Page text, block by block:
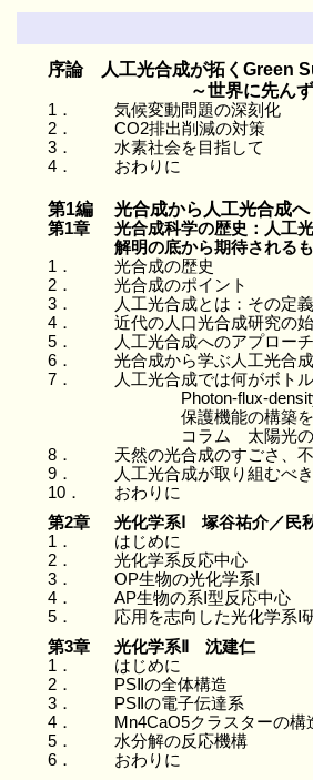
序論 人工光合成が拓くGreen
～世界に先んずる技術
1．
気候変動問題の深刻化
2．
CO2排出削減の対策
3．
水素社会を目指して
4．
おわりに
第1編 光合成から人工光合成へ
第1章
光合成科学の歴史：人工
解明の底から期待される
1．
光合成の歴史
2．
光合成のポイント
3．
人工光合成とは：その定義
4．
近代の人口光合成研究の
5．
人工光合成へのアプローチ
6．
光合成から学ぶ人工光合成
7．
人工光合成では何がボト
Photon-flux-density
保護機能の構築をど
コラム 太陽光の放射エ
8．
天然の光合成のすごさ、
9．
人工光合成が取り組むべ
10．
おわりに
第2章
光化学系Ⅰ 塚谷祐介／民
1．
はじめに
2．
光化学系反応中心
3．
OP生物の光化学系Ⅰ
4．
AP生物の系Ⅰ型反応中心
5．
応用を志向した光化学系Ⅰ
第3章
光化学系Ⅱ 沈建仁
1．
はじめに
2．
PSⅡの全体構造
3．
PSⅡの電子伝達系
4．
Mn4CaO5クラスターの構
5．
水分解の反応機構
6．
おわりに